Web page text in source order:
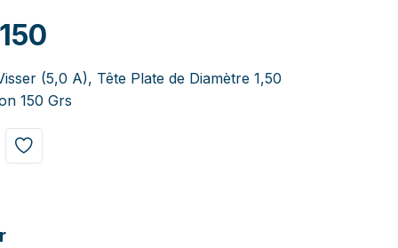
(5,0 A), Tête Plate de Diamètre 1,50
150 Grs